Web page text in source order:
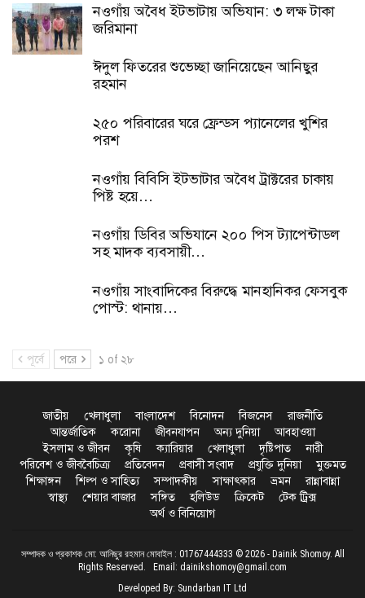
নওগাঁয় অবৈধ ইটভাটায় অভিযান: ৩ লক্ষ টাকা
জরিমানা
ঈদুল ফিতরের শুভেচ্ছা জানিয়েছেন আনিছুর
রহমান
২৫০ পরিবারের ঘরে ফ্রেন্ডস প্যানেলের খুশির
পরশ
নওগাঁয় বিবিসি ইটভাটার অবৈধ ট্রাক্টরের চাকায়
পিষ্ট হয়ে…
নওগাঁয় ডিবির অভিযানে ২০০ পিস ট্যাপেন্টাডল
সহ মাদক ব্যবসায়ী…
নওগাঁয় সাংবাদিকের বিরুদ্ধে মানহানিকর ফেসবুক
পোস্ট: থানায়…
পূর্বে পরে ১ of ২৮
জাতীয় খেলাধুলা বাংলাদেশ বিনোদন বিজনেস
রাজনীতি
আন্তর্জাতিক
করোনা জীবনযাপন অন্য দুনিয়া
আবহাওয়া
ইসলাম ও জীবন
কৃষি ক্যারিয়ার খেলাধুলা দৃষ্টিপাত
নারী
পরিবেশ ও জীববৈচিত্র্য
প্রতিবেদন প্রবাসী সংবাদ প্রযুক্তি দুনিয়া
মুক্তমত
শিক্ষাঙ্গন
শিল্প ও সাহিত্য সম্পাদকীয় সাক্ষাৎকার ভ্রমন
রান্নাবান্না
স্বাস্থ্য
শেয়ার বাজার সঙ্গিত হলিউড ক্রিকেট
টেক ট্রিক্স
অর্থ ও বিনিয়োগ
সম্পাদক ও প্রকাশক মো: আনিছুর রহমান মোবাইল : 01767444333 © 2026 - Dainik Shomoy. All
Rights Reserved. Email: dainikshomoy@gmail.com
Developed By: Sundarban IT Ltd